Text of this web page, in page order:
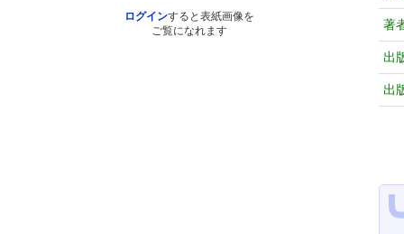
ログインすると表紙画像を
ご覧になれます
著
出
出